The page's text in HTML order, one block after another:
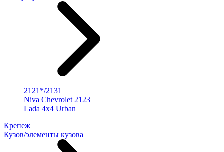
2121*/2131
Niva Chevrolet 2123
Lada 4x4 Urban
Крепеж
Кузов/элементы кузова